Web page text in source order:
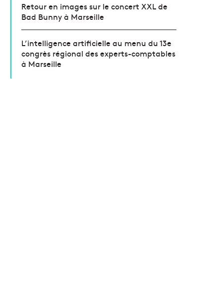
Retour en images sur le concert XXL de
Bad Bunny à Marseille
L’intelligence artificielle au menu du 13e
congrès régional des experts-comptables
à Marseille